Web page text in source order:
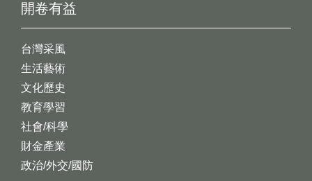
開卷有益
台灣采風
生活藝術
文化歷史
教育學習
社會/科學
財金產業
政治/外交/國防